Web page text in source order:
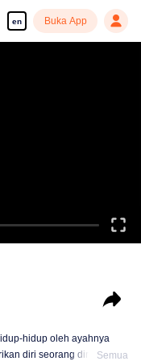
en Buka App
hidup oleh ayahnya
diri seorang diri, diaSemua